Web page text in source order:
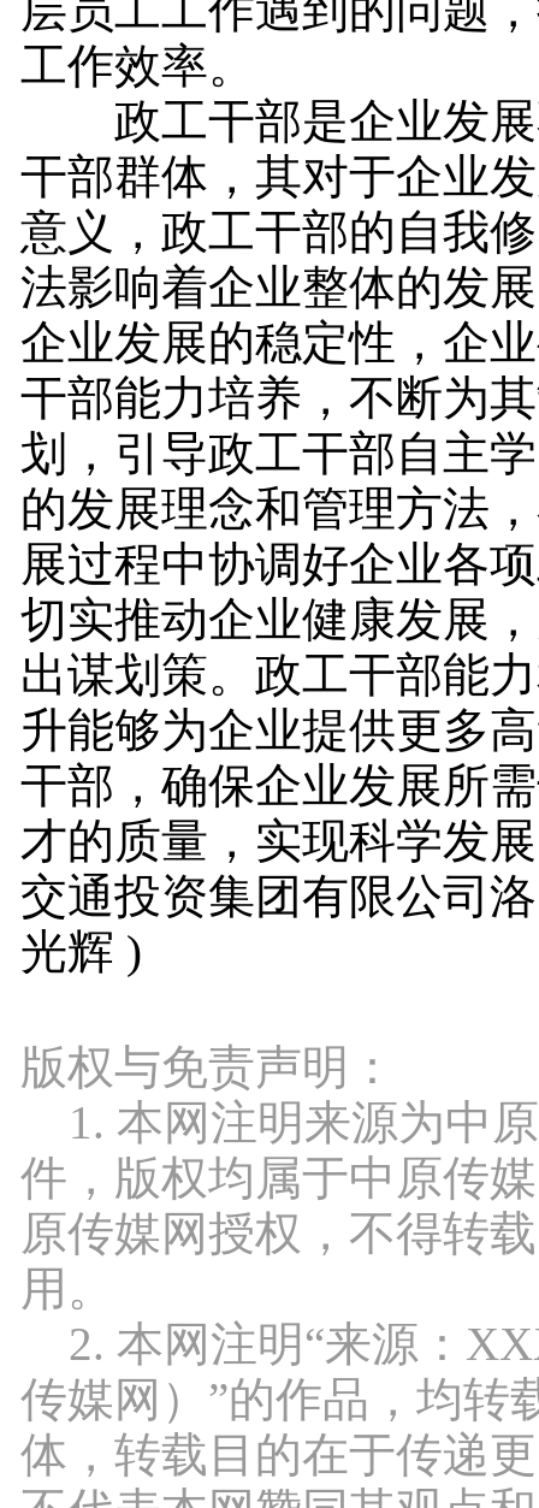
工作效率。
政工干部是企业发展
干部群体，其对于企业
意义，政工干部的自我
法影响着企业整体的发
企业发展的稳定性，企
干部能力培养，不断为
划，引导政工干部自主
的发展理念和管理方法
展过程中协调好企业各
切实推动企业健康发展
出谋划策。政工干部能
升能够为企业提供更多
干部，确保企业发展所
才的质量，实现科学发
交通投资集团有限公司
光辉 )
版权与免责声明：
1. 本网注明来源为中
件，版权均属于中原传
原传媒网授权，不得转
用。
2. 本网注明“来源：
传媒网）”的作品，均转
体，转载目的在于传递